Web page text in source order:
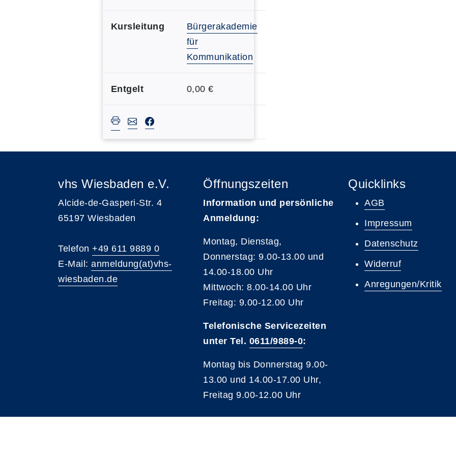
Kursleitung
Bürgerakademie
für
Kommunikation
Entgelt 0,00 €
vhs Wiesbaden e.V.
Alcide-de-Gasperi-Str. 4
65197 Wiesbaden
Telefon +49 611 9889 0
E-Mail: anmeldung(at)vhs-
wiesbaden.de
Öffnungszeiten
Information und persönliche
Anmeldung:
Montag, Dienstag,
Donnerstag: 9.00-13.00 und
14.00-18.00 Uhr
Mittwoch: 8.00-14.00 Uhr
Freitag: 9.00-12.00 Uhr
Telefonische Servicezeiten
unter Tel. 0611/9889-0:
Montag bis Donnerstag 9.00-
13.00 und 14.00-17.00 Uhr,
Freitag 9.00-12.00 Uhr
Quicklinks
AGB
Impressum
Datenschutz
Widerruf
Anregungen/Kritik